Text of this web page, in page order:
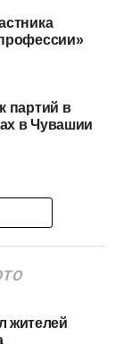
партий в
в Чувашии
жителей